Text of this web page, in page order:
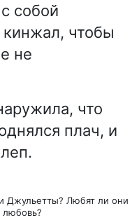
собой
чтобы
не
что
плач, и
Джульетты? Любят ли они
любовь?